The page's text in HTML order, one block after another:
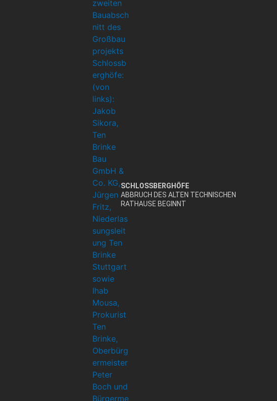
SCHLOSSBERGHÖFE
ABBRUCH DES ALTEN TECHNISCHEN
RATHAUSE BEGINNT